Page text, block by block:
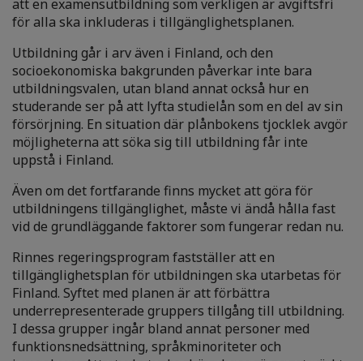
att en examensutbildning som verkligen är avgiftsfri
för alla ska inkluderas i tillgänglighetsplanen.
Utbildning går i arv även i Finland, och den
socioekonomiska bakgrunden påverkar inte bara
utbildningsvalen, utan bland annat också hur en
studerande ser på att lyfta studielån som en del av sin
försörjning. En situation där plånbokens tjocklek avgör
möjligheterna att söka sig till utbildning får inte
uppstå i Finland.
Även om det fortfarande finns mycket att göra för
utbildningens tillgänglighet, måste vi ändå hålla fast
vid de grundläggande faktorer som fungerar redan nu.
Rinnes regeringsprogram fastställer att en
tillgänglighetsplan för utbildningen ska utarbetas för
Finland. Syftet med planen är att förbättra
underrepresenterade gruppers tillgång till utbildning.
I dessa grupper ingår bland annat personer med
funktionsnedsättning, språkminoriteter och